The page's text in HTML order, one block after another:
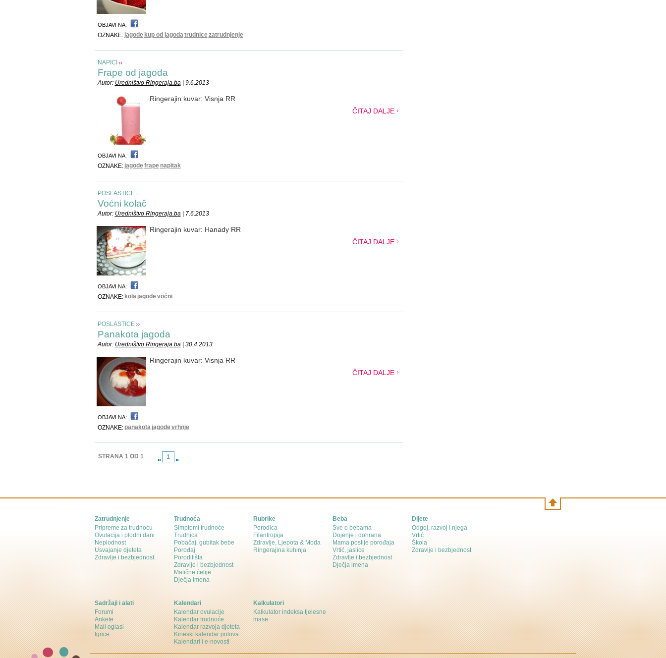
OBJAVI NA:
OZNAKE: jagode kup od jagodatrudnicezatrudnjenje
NAPICI
Frape od jagoda
Autor: Uredništvo Ringeraja.ba| 9.6.2013
Ringerajin kuvar: Visnja RR
ČITAJ DALJE
OBJAVI NA:
OZNAKE: jagodefrape napitak
POSLASTICE
Voćni kolač
Autor: Uredništvo Ringeraja.ba| 7.6.2013
Ringerajin kuvar: Hanady RR
ČITAJ DALJE
OBJAVI NA:
OZNAKE: kola jagodevoćni
POSLASTICE
Panakota jagoda
Autor: Uredništvo Ringeraja.ba| 30.4.2013
Ringerajin kuvar: Visnja RR
ČITAJ DALJE
OBJAVI NA:
OZNAKE: panakota jagodevrhnje
STRANA 1 OD 1 1
Zatrudnjenje
Pripreme za trudnoću
Ovulacija i plodni dani
Neplodnost
Usvajanje djeteta
Zdravlje i bezbjednost
Trudnoća
Simptomi trudnoće
Trudnica
Pobačaj, gubitak bebe
Porođaj
Porodilišta
Zdravlje i bezbjednost
Matične ćelije
Dječja imena
Rubrike
Porodica
Filantropija
Zdravlje, Ljepota & Moda
Ringerajina kuhinja
Beba
Sve o bebama
Dojenje i dohrana
Mama poslije porođaja
Vrtić, jaslice
Zdravlje i bezbjednost
Dječja imena
Dijete
Odgoj, razvoj i njega
Vrtić
Škola
Zdravlje i bezbjednost
Sadržaji i alati
Forumi
Ankete
Mali oglasi
Igrice
Kalendari
Kalendar ovulacije
Kalendar trudnoće
Kalendar razvoja djeteta
Kineski kalendar polova
Kalendari i e-novosti
Kalkulatori
Kalkulator indeksa tjelesne
mase